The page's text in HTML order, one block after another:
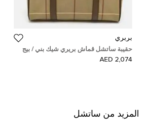
بربري
حقيبة ساتشل قماش بريري شيك بني / بيج
قديم
2,074 AED
المزيد من ساتشل